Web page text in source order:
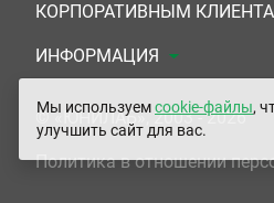
Комплексы
УЗИ
ЭКГ/Холтер/СМАД
Приемы врачей
Документы для заключения
Система скидок
Подарочные сертификаты
Сертификаты на
КОРПОРАТИВНЫМ
Медицинским организациям
Прочим организациям
ИНФОРМАЦИЯ
О Компании
Контакты
© «ЮНИЛАБ», 2003 - 2026
Политика в отношении
Мы используемcookie-файлы,
улучшить сайт для вас.